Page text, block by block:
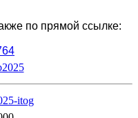
по прямой ссылке: